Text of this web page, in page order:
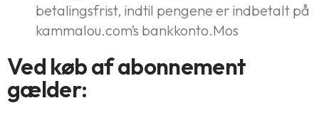
betalingsfrist, indtil pengene er indbetalt på
kammalou.com’s bankkonto.Mos
Ved køb af abonnement
gælder: